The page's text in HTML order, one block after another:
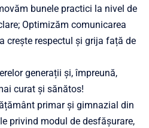
bunele practici la nivel de
Optimizăm comunicarea
crește respectul și grija față de
generații și, împreună,
curat și sănătos!
primar și gimnazial din
privind modul de desfășurare,